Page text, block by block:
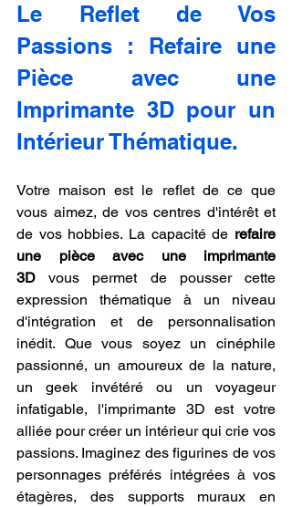
Le Reflet de Vos
Passions : Refaire une
Pièce avec une
Imprimante 3D pour un
Intérieur Thématique.
Votre maison est le reflet de ce que
vous aimez, de vos centres d'intérêt et
de vos hobbies. La capacité de refaire
une pièce avec une imprimante
3D vous permet de pousser cette
expression thématique à un niveau
d'intégration et de personnalisation
inédit. Que vous soyez un cinéphile
passionné, un amoureux de la nature,
un geek invétéré ou un voyageur
infatigable, l'imprimante 3D est votre
alliée pour créer un intérieur qui crie vos
passions. Imaginez des figurines de vos
personnages préférés intégrées à vos
étagères, des supports muraux en